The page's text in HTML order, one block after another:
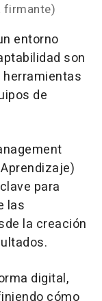
firmante)
entorno
son
de
para
las
la creación
digital,